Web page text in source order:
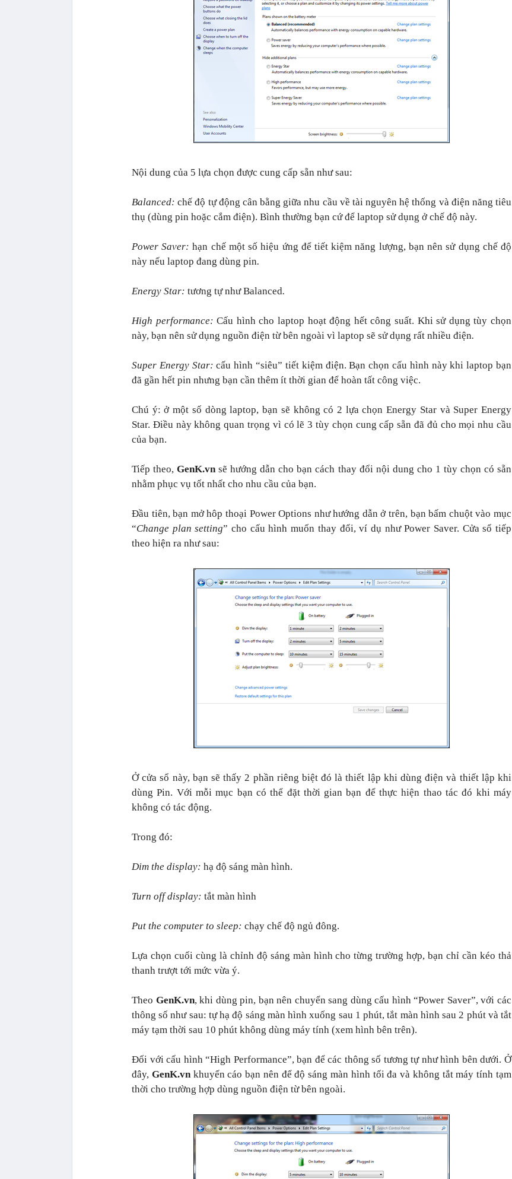
Nội dung của 5 lựa chọn được cung cấp sẵn như sau:
Balanced:chế độ tự động cân bằng giữa nhu cầu về tài nguyên hệ thống và điện năng tiêu
thụ (dùng pin hoặc cắm điện). Bình thường bạn cứ để laptop sử dụng ở chế độ này.
Power Saver:hạn chế một số hiệu ứng để tiết kiệm năng lượng, bạn nên sử dụng chế độ
này nếu laptop đang dùng pin.
Energy Star: tương tự như Balanced.
High performance:Cấu hình cho laptop hoạt động hết công suất. Khi sử dụng tùy chọn
này, bạn nên sử dụng nguồn điện từ bên ngoài vì laptop sẽ sử dụng rất nhiều điện.
Super Energy Star:cấu hình “siêu” tiết kiệm điện. Bạn chọn cấu hình này khi laptop bạn
đã gần hết pin nhưng bạn cần thêm ít thời gian để hoàn tất công việc.
Chú ý: ở một số dòng laptop, bạn sẽ không có 2 lựa chọn Energy Star và Super Energy
Star. Điều này không quan trọng vì có lẽ 3 tùy chọn cung cấp sẵn đã đủ cho mọi nhu cầu
của bạn.
Tiếp theo,GenK.vn sẽ hướng dẫn cho bạn cách thay đổi nội dung cho 1 tùy chọn có sẵn
nhằm phục vụ tốt nhất cho nhu cầu của bạn.
Đầu tiên, bạn mở hôp thoại Power Options như hướng dẫn ở trên, bạn bấm chuột vào mục
“Change plan setting” cho cấu hình muốn thay đổi, ví dụ như Power Saver. Cửa sổ tiếp
theo hiện ra như sau:
Ở cửa sổ này, bạn sẽ thấy 2 phần riêng biệt đó là thiết lập khi dùng điện và thiết lập khi
dùng Pin. Với mỗi mục bạn có thể đặt thời gian bạn để thực hiện thao tác đó khi máy
không có tác động.
Trong đó:
Dim the display: hạ độ sáng màn hình.
Turn off display: tắt màn hình
Put the computer to sleep: chạy chế độ ngủ đông.
Lựa chọn cuối cùng là chỉnh độ sáng màn hình cho từng trường hợp, bạn chỉ cần kéo thả
thanh trượt tới mức vừa ý.
Theo GenK.vn, khi dùng pin, bạn nên chuyển sang dùng cấu hình “Power Saver”, với các
thông số như sau: tự hạ độ sáng màn hình xuống sau 1 phút, tắt màn hình sau 2 phút và tắt
máy tạm thời sau 10 phút không dùng máy tính (xem hình bên trên).
Đối với cấu hình “High Performance”, bạn để các thông số tương tự như hình bên dưới. Ở
đây, GenK.vnkhuyến cáo bạn nên để độ sáng màn hình tối đa và không tắt máy tính tạm
thời cho trường hợp dùng nguồn điện từ bên ngoài.